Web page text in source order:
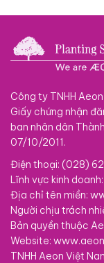
Công ty TNHH
Giấy chứng nhận
ban nhân dân
07/10/2011.
Điện thoại: (028)
Lĩnh vực kinh
Địa chỉ tên miền:
Người chịu trách
Bản quyền thuộc
Website:
TNHH Aeon Việt